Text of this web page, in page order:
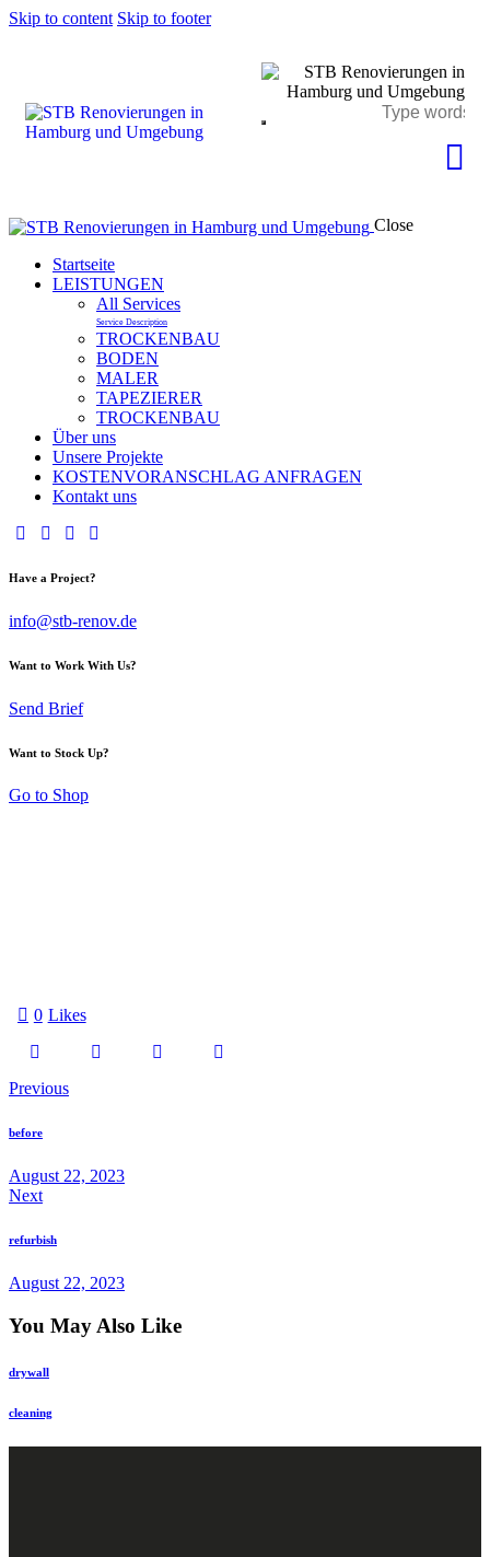
Skip to content Skip to footer
Close
Startseite
LEISTUNGEN
All Services
Service Description
TROCKENBAU
BODEN
MALER
TAPEZIERER
TROCKENBAU
Über uns
Unsere Projekte
KOSTENVORANSCHLAG ANFRAGEN
Kontakt uns
Have a Project?
info@stb-renov.de
Want to Work With Us?
Send Brief
Want to Stock Up?
Go to Shop
0 Likes
Previous
before
August 22, 2023
Next
refurbish
August 22, 2023
You May Also Like
drywall
cleaning